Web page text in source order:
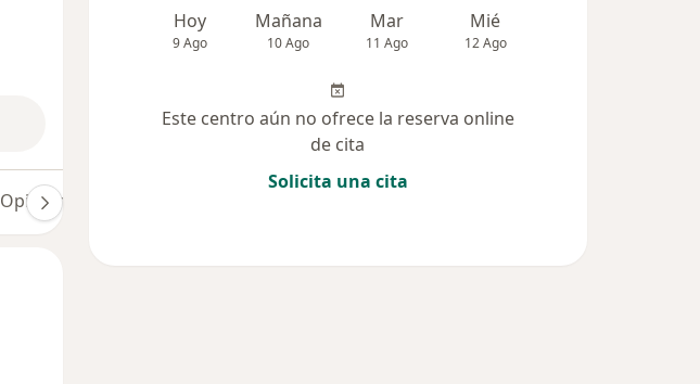
Opiniones (197)
Hoy
9 Ago
Mañana
10 Ago
Mar
11 Ago
Mié
12 Ago
Este centro aún no ofrece la reserva online
de cita
Solicita una cita